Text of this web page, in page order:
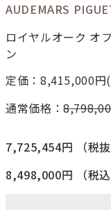
AUDEMARS
ロイヤルオーク オ
ン
定価：8,415,000円
通常価格：
7,725,454円
（税抜
8,498,000円
（税込